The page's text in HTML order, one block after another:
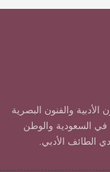
والفنون البصرية
في السعودية والوطن
الطائف الأدبي.